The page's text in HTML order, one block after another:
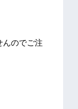
んのでご注